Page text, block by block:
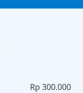
Rp 300.000